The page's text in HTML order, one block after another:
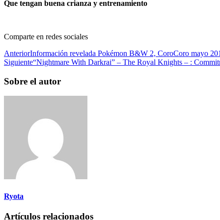
Que tengan buena crianza y entrenamiento
Comparte en redes sociales
AnteriorInformación revelada Pokémon B&W 2, CoroCoro mayo
Siguiente“Nightmare With Darkrai” – The Royal Knights – :
Sobre el autor
Ryota
Artículos relacionados